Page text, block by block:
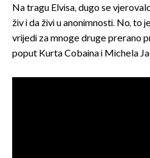
Na tragu Elvisa, dugo se
živ i da živi u anonimnosti. No, to
vrijedi za mnoge druge prerano
poput Kurta Cobaina i Michela